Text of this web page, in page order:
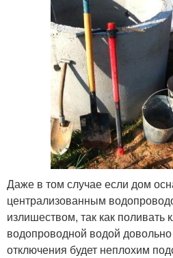
Даже в том случае если дом
централизованным
излишеством, так как поливать
водопроводной водой
отключения будет неплохим